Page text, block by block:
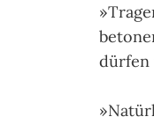
dürfen